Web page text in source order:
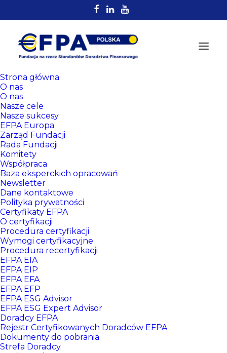
Strona główna
O nas
O nas
Nasze cele
Nasze sukcesy
EFPA Europa
Zarząd Fundacji
Rada Fundacji
Komitety
Współpraca
Baza eksperckich opracowań
Newsletter
Dane kontaktowe
Polityka prywatności
Certyfikaty EFPA
O certyfikacji
Procedura certyfikacji
Wymogi certyfikacyjne
Procedura recertyfikacji
EFPA EIA
EFPA EIP
EFPA EFA
EFPA EFP
EFPA ESG Advisor
EFPA ESG Expert Advisor
Doradcy EFPA
Rejestr Certyfikowanych Doradców EFPA
Dokumenty do pobrania
Strefa Doradcy
Koszyk